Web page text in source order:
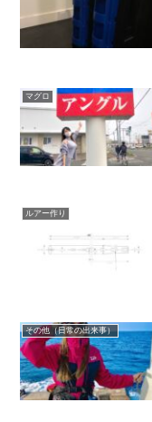
マグロ
ルアー作り
その他（日常の出来事）